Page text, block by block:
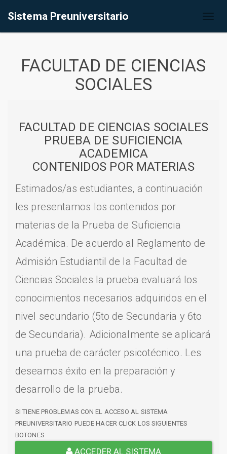
Sistema Preuniversitario
FACULTAD DE CIENCIAS
SOCIALES
FACULTAD DE CIENCIAS SOCIALES
PRUEBA DE SUFICIENCIA
ACADEMICA
CONTENIDOS POR MATERIAS
Estimados/as estudiantes, a continuación
les presentamos los contenidos por
materias de la Prueba de Suficiencia
Académica. De acuerdo al Reglamento de
Admisión Estudiantil de la Facultad de
Ciencias Sociales la prueba evaluará los
conocimientos necesarios adquiridos en el
nivel secundario (5to de Secundaria y 6to
de Secundaria). Adicionalmente se aplicará
una prueba de carácter psicotécnico. Les
deseamos éxito en la preparación y
desarrollo de la prueba.
SI TIENE PROBLEMAS CON EL ACCESO AL SISTEMA
PREUNIVERSITARIO PUEDE HACER CLICK LOS SIGUIENTES
BOTONES
ACCEDER AL SISTEMA